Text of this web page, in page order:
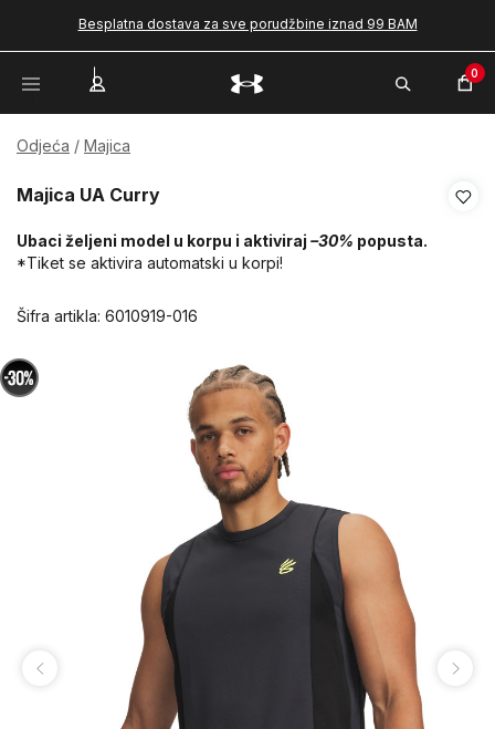
Besplatna dostava za sve porudžbine iznad 99 BAM
0
Odjeća Majica
Majica UA Curry
Ubaci željeni model u korpu i aktiviraj –30% popusta.
*Tiket se aktivira automatski u korpi!
Šifra artikla: 6010919-016